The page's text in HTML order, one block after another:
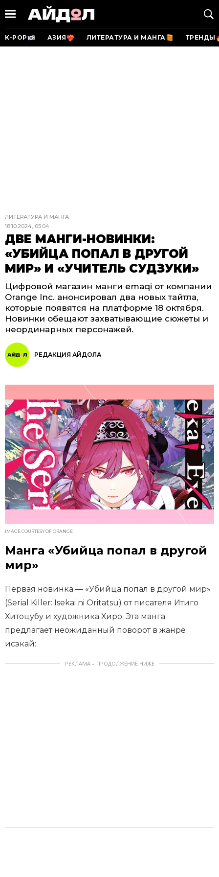
K-POP АЗИЯ ЛИТЕРАТУРА И МАНГА ТРЕНДЫ
ЛИТЕРАТУРА И МАНГА
18.10.2024, 05:04
ДВЕ МАНГИ-НОВИНКИ:
«УБИЙЦА ПОПАЛ В ДРУГОЙ
МИР» И «УЧИТЕЛЬ СУДЗУКИ»
Цифровой магазин манги emaqi от компании
Orange Inc. анонсировал два новых тайтла,
которые появятся на платформе 18 октября.
Новинки обещают захватывающие сюжеты и
неординарных персонажей.
РЕДАКЦИЯ АЙДОЛА
IMAGE COURTESY OF ORANGE
Манга «Убийца попал в другой
мир»
Первая новинка — «Убийца попал в другой мир»
(Serial Killer: Isekai ni Oritatsu) от писателя Итиго
Хитоцубу и художника Хиро. Эта манга
предлагает неожиданный поворот в жанре
исэкай:
РЕКЛАМА – ПРОДОЛЖЕНИЕ НИЖЕ